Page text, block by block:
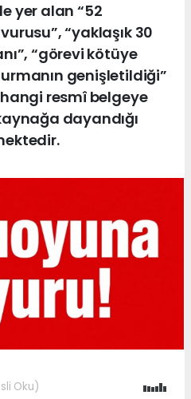
yer alan “52
“yaklaşık 30
“görevi kötüye
genişletildiği”
resmî belgeye
dayandığı
Oku)